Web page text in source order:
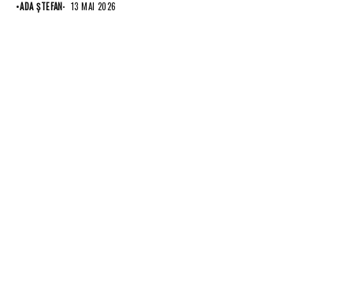
•ADA ȘTEFAN 13 MAI 2026